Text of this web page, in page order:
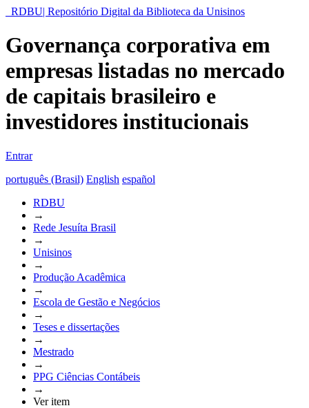
RDBU| Repositório Digital da Biblioteca da Unisinos
Governança corporativa em
empresas listadas no mercado
de capitais brasileiro e
investidores institucionais
Entrar
português (Brasil) English español
RDBU
→
Rede Jesuíta Brasil
→
Unisinos
→
Produção Acadêmica
→
Escola de Gestão e Negócios
→
Teses e dissertações
→
Mestrado
→
PPG Ciências Contábeis
→
Ver item